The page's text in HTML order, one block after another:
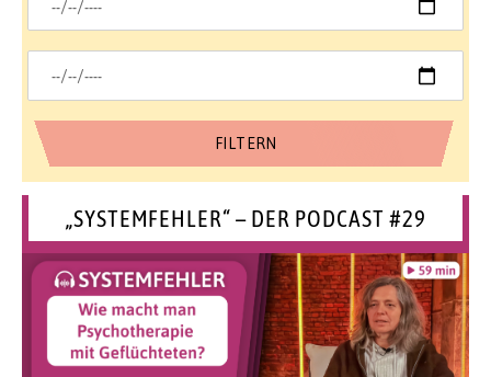
„SYSTEMFEHLER“ – DER PODCAST #29